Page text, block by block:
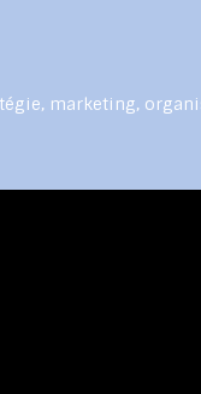
marketing,